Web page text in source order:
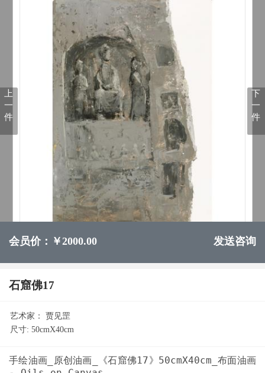
上
一
件
下
一
件
会员价：￥2000.00 发送咨询
石窟佛17
艺术家：
贾见罡
尺寸: 50cmX40cm
手绘油画_原创油画_《石窟佛17》50cmX40cm_布面油画